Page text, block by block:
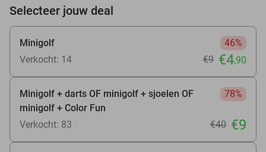
Selecteer jouw deal
Minigolf
46%
Verkocht: 14
€9 €4,90
Minigolf + darts OF minigolf + sjoelen OF
minigolf + Color Fun
78%
Verkocht: 83 €40 €9